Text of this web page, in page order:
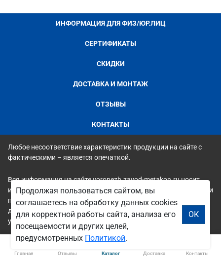
ИНФОРМАЦИЯ ДЛЯ ФИЗ/ЮР.ЛИЦ
СЕРТИФИКАТЫ
СКИДКИ
ДОСТАВКА И МОНТАЖ
ОТЗЫВЫ
КОНТАКТЫ
Любое несоответствие характеристик продукции на сайте с
фактическими – является опечаткой.
Вся информация на сайте voronezh.zavod-metakon.ru носит
исключительно ознакомительный и справочный характер и ни
при каких условиях не является публичной офертой. Всю
дополнительную информацию можно узнать по телефонам
указанным на сайте.
Главная Отзывы Каталог Доставка Контакты
Продолжая пользоваться сайтом, вы
соглашаетесь на обработку данных cookies
для корректной работы сайта, анализа его
посещаемости и других целей,
предусмотренных Политикой.
ОК